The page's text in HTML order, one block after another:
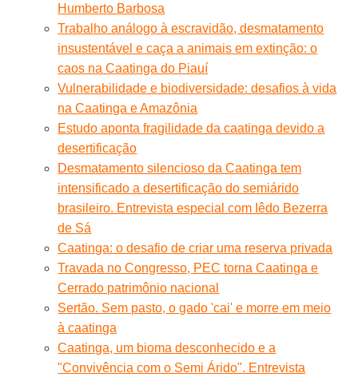
Humberto Barbosa
Trabalho análogo à escravidão, desmatamento
insustentável e caça a animais em extinção: o
caos na Caatinga do Piauí
Vulnerabilidade e biodiversidade: desafios à vida
na Caatinga e Amazônia
Estudo aponta fragilidade da caatinga devido a
desertificação
Desmatamento silencioso da Caatinga tem
intensificado a desertificação do semiárido
brasileiro. Entrevista especial com Iêdo Bezerra
de Sá
Caatinga: o desafio de criar uma reserva privada
Travada no Congresso, PEC torna Caatinga e
Cerrado patrimônio nacional
Sertão. Sem pasto, o gado 'cai' e morre em meio
à caatinga
Caatinga, um bioma desconhecido e a
"Convivência com o Semi Árido". Entrevista